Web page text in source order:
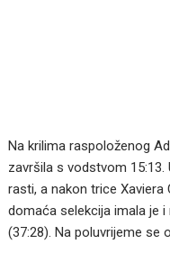
Na krilima raspoloženog
završila s vodstvom
rasti, a nakon trice Xaviera
domaća selekcija imala je
(37:28). Na poluvrijeme se